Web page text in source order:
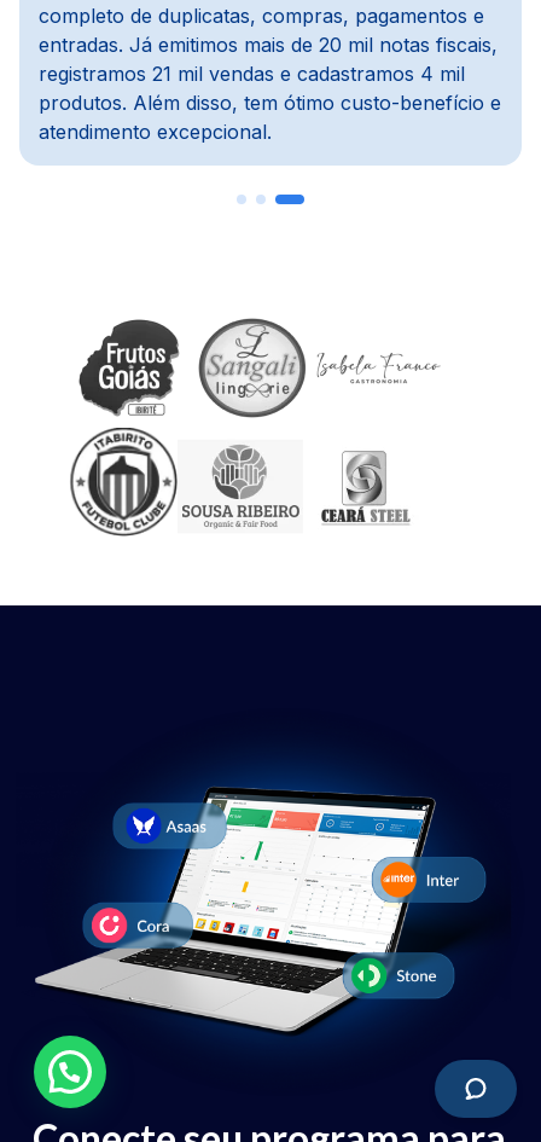
mais dinâmico e automático. O módulo de pedidos
e PDV é prático, e o módulo de compras é um
dos meus preferidos, pois importa notas, concilia
com o financeiro e agiliza todo o processo.